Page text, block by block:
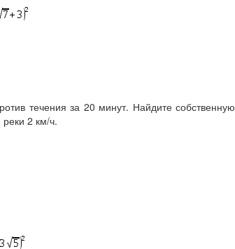
течения за 20 минут. Найдите собственную
реки 2 км/ч.